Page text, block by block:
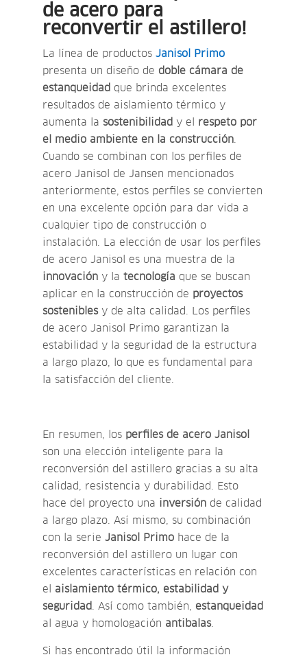
de acero para
reconvertir el astillero!
La línea de productosJanisol Primo
presenta un diseño de doble cámara de
estanqueidad que brinda excelentes
resultados de aislamiento térmico y
aumenta la sostenibilidady el respeto por
el medio ambiente en la construcción
Cuando se combinan con los perfiles de
acero Janisol de Jansen mencionados
anteriormente, estos perfiles se convierten
en una excelente opción para dar vida a
cualquier tipo de construcción o
instalación. La elección de usar los perfiles
de acero Janisol es una muestra de la
innovacióny latecnología que se buscan
aplicar en la construcción de proyectos
sosteniblesy de alta calidad. Los perfiles
de acero Janisol Primo garantizan la
estabilidad y la seguridad de la estructura
a largo plazo, lo que es fundamental para
la satisfacción del cliente.
En resumen, los perfiles de acero Janisol
son una elección inteligente para la
reconversión del astillero gracias a su alta
calidad, resistencia y durabilidad. Esto
hace del proyecto una inversión de calidad
a largo plazo. Así mismo, su combinación
con la serieJanisol Primo hace de la
reconversión del astillero un lugar con
excelentes características en relación con
el aislamiento térmico, estabilidad y
seguridad
. Así como también, estanqueidad
al agua y homologación antibalas.
Si has encontrado útil la información